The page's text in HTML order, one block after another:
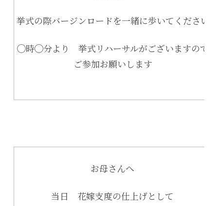
挙式の際バージンロードを一緒に歩いてください
◯時◯分より 挙式リハーサルがございますので
ご参加お願いします
お母さんへ
当日 花嫁支度の仕上げとして